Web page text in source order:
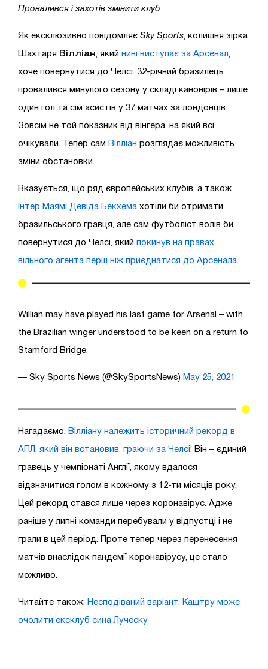
Провалився і захотів змінити клуб
Як ексклюзивно повідомляє Sky Sports , колишня зірка
Шахтаря Вілліан , який нині виступає за Арсенал
хоче повернутися до Челсі. 32-річний бразилець
провалився минулого сезону у складі канонірів – лише
один гол та сім асистів у 37 матчах за лондонців.
Зовсім не той показник від вінгера, на який всі
очікували. Тепер сам Вілліан розглядає можливість
зміни обстановки.
Вказується, що ряд європейських клубів, а також
Інтер Маямі Девіда Бекхема хотіли би отримати
бразильського гравця, але сам футболіст волів би
повернутися до Челсі, який покинув на правах
вільного агента перш ніж приєднатися до Арсенала
Willian may have played his last game for Arsenal – with
the Brazilian winger understood to be keen on a return to
Stamford Bridge.
— Sky Sports News (@SkySportsNews) May 25, 2021
Нагадаємо, Вілліану належить історичний рекорд в
АПЛ, який він встановив, граючи за Челсі! Він – єдиний
гравець у чемпіонаті Англії, якому вдалося
відзначитися голом в кожному з 12-ти місяців року.
Цей рекорд стався лише через коронавірус. Адже
раніше у липні команди перебували у відпустці і не
грали в цей період. Проте тепер через перенесення
матчів внаслідок пандемії коронавірусу, це стало
можливо.
Читайте також: Несподіваний варіант. Каштру може
очолити ексклуб сина Луческу